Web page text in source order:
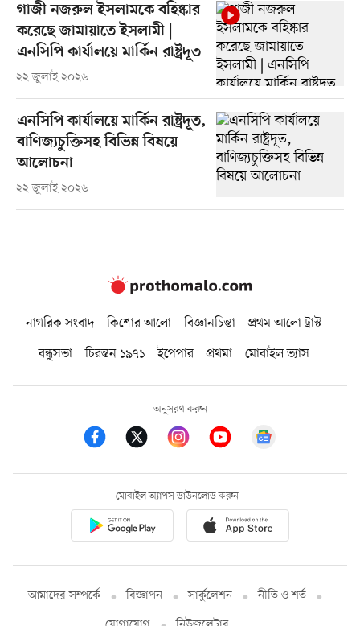
গাজী নজরুল ইসলামকে বহিষ্কার
করেছে জামায়াতে ইসলামী |
এনসিপি কার্যালয়ে মার্কিন রাষ্ট্রদূত
২২ জুলাই ২০২৬
এনসিপি কার্যালয়ে মার্কিন রাষ্ট্রদূত,
বাণিজ্যচুক্তিসহ বিভিন্ন বিষয়ে
আলোচনা
২২ জুলাই ২০২৬
নাগরিক সংবাদ কিশোর আলো বিজ্ঞানচিন্তা
প্রথম আলো ট্রাস্ট
বন্ধুসভা
চিরন্তন ১৯৭১ ইপেপার প্রথমা মোবাইল ভ্যাস
অনুসরণ করুন
মোবাইল অ্যাপস ডাউনলোড করুন
আমাদের সম্পর্কে বিজ্ঞাপন সার্কুলেশন
নীতি ও শর্ত